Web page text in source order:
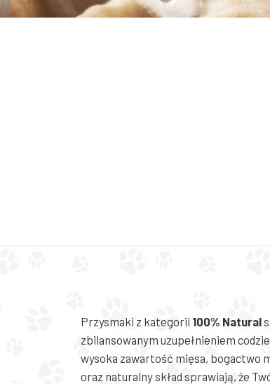
Przysmaki z kategorii 100% Natural
zbilansowanym uzupełnieniem
wysoka zawartość mięsa, bogactwo
oraz naturalny skład sprawiają, że